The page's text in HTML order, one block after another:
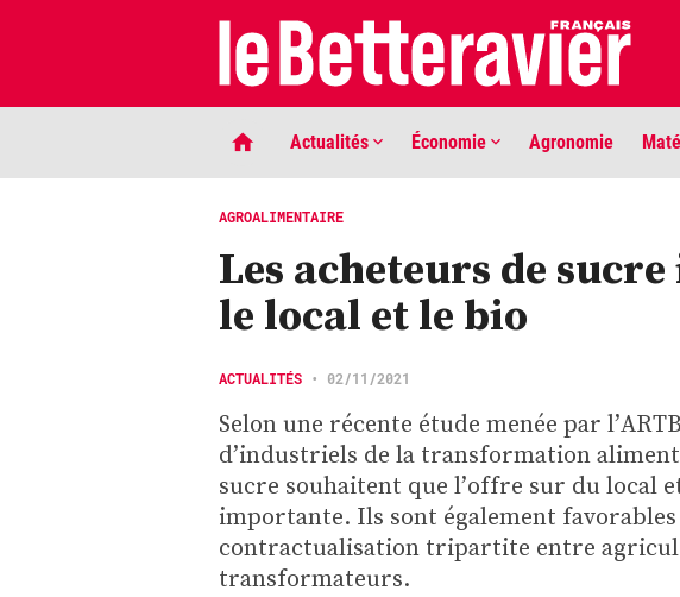
Actualités Économie Agronomie
LIGNE DE MIRE
Phaco quand tu nous tiens …
LIGNE
Les
AGROALIMENTAIRE
Les acheteurs de
le local et le bio
ACTUALITÉS • 02/11/2021
Selon une récente étude menée par
d’industriels de la transformation
sucre souhaitent que l’offre sur du local
importante. Ils sont également favorables
contractualisation tripartite entre
transformateurs.